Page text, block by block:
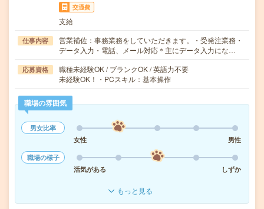
交通費
支給
仕事内容
営業補佐：事務業務をしていただきます。・受発注業務・
データ入力・電話、メール対応＊主にデータ入力にな…
応募資格
職種未経験OK / ブランクOK / 英語力不要
未経験OK！・PCスキル：基本操作
職場の雰囲気
男女比率
女性
男性
職場の様子
活気がある
しずか
もっと見る